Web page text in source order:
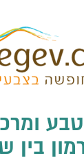
חיפוש
Searchבין